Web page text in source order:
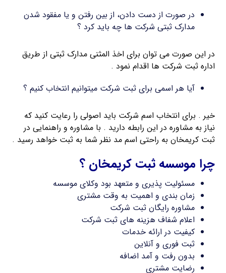
در صورت از دست دادن، از بین رفتن و یا مفقود شدن
مدارک ثبتی شرکت ها چه باید کرد ؟
در این صورت می توان برای اخذ المثنی مدارک ثبتی از طریق
اداره ثبت شرکت ها اقدام نمود .
آیا هر اسمی برای ثبت شرکت میتوانیم انتخاب کنیم ؟
خیر . برای انتخاب اسم شرکت باید اصولی را رعایت کنید که
نیاز به مشاوره در این رابطه دارید . با مشاوره و راهنمایی در
ثبت کریمخان به راحتی اسم مد نظر شما به ثبت خواهد رسید .
چرا موسسه ثبت کریمخان ؟
مسئولیت پذیری و متعهد بود وکلای موسسه
زمان بندی و اهمیت به وقت مشتری
مشاوره رایگان ثبت شرکت
اعلام شفاف هزینه های ثبت شرکت
کیفیت در ارائه خدمات
ثبت فوری و آنلاین
بدون رفت و آمد اضافه
رضایت مشتری